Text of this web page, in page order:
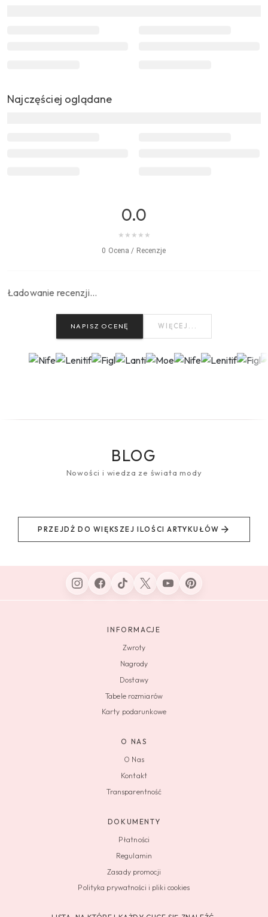
Najczęściej oglądane
0.0
★ ★ ★ ★ ★
0 Ocena / Recenzje
Ładowanie recenzji…
NAPISZ OCENĘ WIĘCEJ...
BLOG
Nowości i wiedza ze świata mody
PRZEJDŹ DO WIĘKSZEJ ILOŚCI ARTYKUŁÓW
INFORMACJE
Zwroty
Nagrody
Dostawy
Tabele rozmiarów
Karty podarunkowe
O NAS
O Nas
Kontakt
Transparentność
DOKUMENTY
Płatności
Regulamin
Zasady promocji
Polityka prywatności i pliki cookies